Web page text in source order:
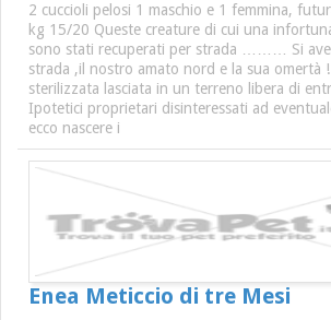
2 cuccioli pelosi 1 maschio e 1 femmina,
kg 15/20 Queste creature di cui una
sono stati recuperati per strada ……… Si
strada ,il nostro amato nord e la sua omertà
sterilizzata lasciata in un terreno libera di
Ipotetici proprietari disinteressati ad
ecco nascere i
Enea Meticcio di tre Mesi